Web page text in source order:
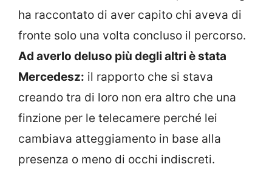
ha raccontato di aver capito chi aveva di
fronte solo una volta concluso il percorso.
Ad averlo deluso più degli altri è stata
Mercedesz: il rapporto che si stava
creando tra di loro non era altro che una
finzione per le telecamere perché lei
cambiava atteggiamento in base alla
presenza o meno di occhi indiscreti.